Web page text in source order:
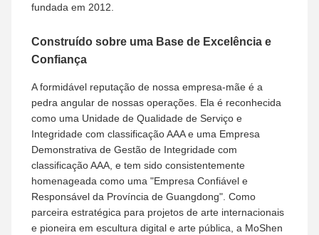
fundada em 2012.
Construído sobre uma Base de Excelência e
Confiança
A formidável reputação de nossa empresa-mãe é a
pedra angular de nossas operações. Ela é reconhecida
como uma Unidade de Qualidade de Serviço e
Integridade com classificação AAA e uma Empresa
Demonstrativa de Gestão de Integridade com
classificação AAA, e tem sido consistentemente
homenageada como uma "Empresa Confiável e
Responsável da Província de Guangdong". Como
parceira estratégica para projetos de arte internacionais
e pioneira em escultura digital e arte pública, a MoShen